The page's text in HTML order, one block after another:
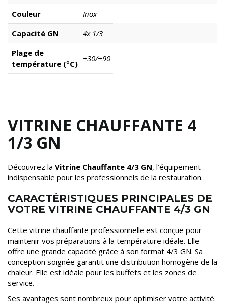
Couleur
Inox
Capacité GN
4x 1/3
Plage de
température (°C)
+30/+90
VITRINE CHAUFFANTE 4
1/3 GN
Découvrez la Vitrine Chauffante 4/3 GN, l’équipement
indispensable pour les professionnels de la restauration.
CARACTÉRISTIQUES PRINCIPALES DE
VOTRE VITRINE CHAUFFANTE 4/3 GN
Cette vitrine chauffante professionnelle est conçue pour
maintenir vos préparations à la température idéale. Elle
offre une grande capacité grâce à son format 4/3 GN. Sa
conception soignée garantit une distribution homogène de la
chaleur. Elle est idéale pour les buffets et les zones de
service.
Ses avantages sont nombreux pour optimiser votre activité.